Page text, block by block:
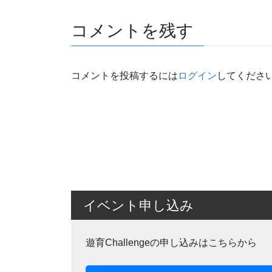
コメントを残す
コメントを投稿するには ログイン してくださ
イベント申し込み
遊育Challengeの申し込みはこちらから